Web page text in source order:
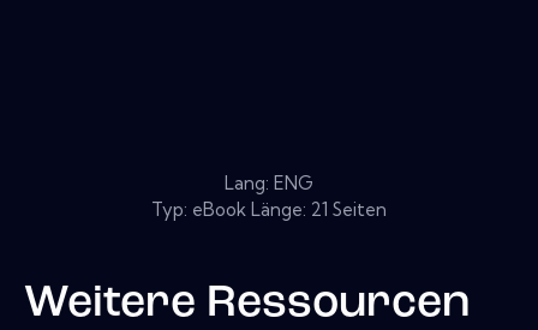
Lang: ENG
Typ: eBook Länge: 21 Seiten
Weitere Ressourcen